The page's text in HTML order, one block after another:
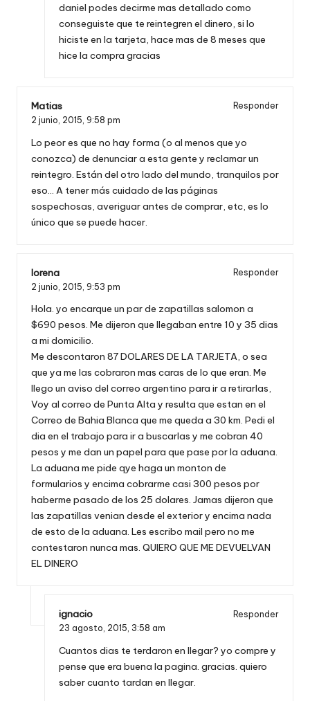
daniel podes decirme mas detallado como
conseguiste que te reintegren el dinero, si lo
hiciste en la tarjeta, hace mas de 8 meses que
hice la compra gracias
Matias
Responder
2 junio, 2015, 9:58 pm
Lo peor es que no hay forma (o al menos que yo
conozca) de denunciar a esta gente y reclamar un
reintegro. Están del otro lado del mundo, tranquilos por
eso… A tener más cuidado de las páginas
sospechosas, averiguar antes de comprar, etc, es lo
único que se puede hacer.
lorena
Responder
2 junio, 2015, 9:53 pm
Hola. yo encarque un par de zapatillas salomon a
$690 pesos. Me dijeron que llegaban entre 10 y 35 dias
a mi domicilio.
Me descontaron 87 DOLARES DE LA TARJETA, o sea
que ya me las cobraron mas caras de lo que eran. Me
llego un aviso del correo argentino para ir a retirarlas,
Voy al correo de Punta Alta y resulta que estan en el
Correo de Bahia Blanca que me queda a 30 km. Pedi el
dia en el trabajo para ir a buscarlas y me cobran 40
pesos y me dan un papel para que pase por la aduana.
La aduana me pide qye haga un monton de
formularios y encima cobrarme casi 300 pesos por
haberme pasado de los 25 dolares. Jamas dijeron que
las zapatillas venian desde el exterior y encima nada
de esto de la aduana. Les escribo mail pero no me
contestaron nunca mas. QUIERO QUE ME DEVUELVAN
EL DINERO
ignacio
Responder
23 agosto, 2015, 3:58 am
Cuantos dias te terdaron en llegar? yo compre y
pense que era buena la pagina. gracias. quiero
saber cuanto tardan en llegar.